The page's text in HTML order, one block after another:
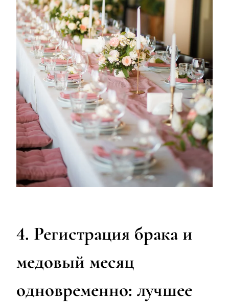
4. Регистрация брака и
медовый месяц
одновременно: лучшее